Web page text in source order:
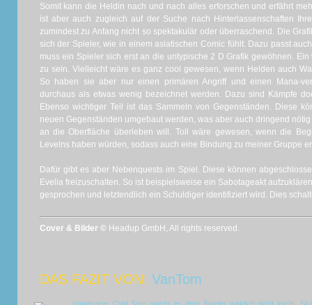
Somit kann die Heldin nach und nach alles erforschen und erfährt
ist aber auch zugleich auf der Suche nach Hinterlassenschaften
zumindest zu Anfang nicht so spektakulär oder überraschend. Die
sich der Spieler, wie in einem asiatischen Comic fühlt. Dazu passt
muss ein Spieler sich erst an die untypische 2 D Grafik gewöhnen.
zu sein. Vielleicht wäre es ganz cool gewesen, wenn Helden auch
So haben sie aber nur einen primären Angriff und einen Mana-
durchaus als etwas wenig bezeichnet werden. Dazu sind Kämpfe
Ebenso wichtiger Teil ist das Sammeln von Gegenständen. Diese
neuen Gegenständen umgebaut werden, was aber auch dringend
an die Oberfläche überleben will. Toll wäre gewesen, wenn die
Levelns haben würden, sodass auch eine Bindung zu meiner Gruppe
Dafür gibt es aber Nebenquests im Spiel. Diese können
Evelia freizuschalten. So ist beispielsweise ein Sabotageakt
gesprochen und letztendlich ein Schuldiger identifiziert wird. Dies
Cover & Bilder © Headup GmbH, All rights reserved.
DAS FAZIT VON: VanTom